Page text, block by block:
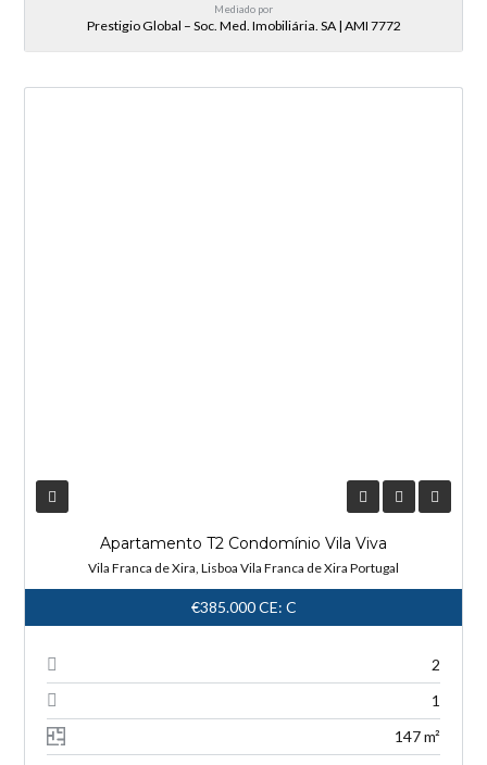
Mediado por
Prestigio Global – Soc. Med. Imobiliária. SA | AMI 7772
Apartamento T2 Condomínio Vila Viva
Vila Franca de Xira, Lisboa Vila Franca de Xira Portugal
€385.000CE: C
2
1
147 m²